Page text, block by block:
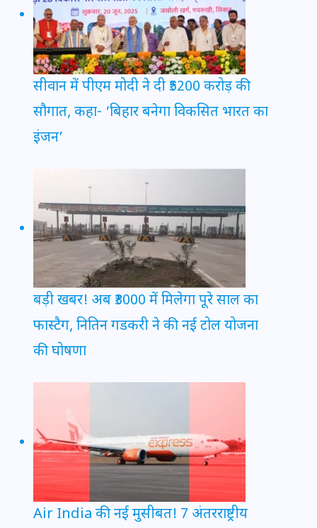
सीवान में पीएम मोदी ने दी ₹5200 करोड़ की
सौगात, कहा- ‘बिहार बनेगा विकसित भारत का
इंजन’
बड़ी खबर! अब ₹3000 में मिलेगा पूरे साल का
फास्टैग, नितिन गडकरी ने की नई टोल योजना
की घोषणा
Air India की नई मुसीबत! 7 अंतरराष्ट्रीय